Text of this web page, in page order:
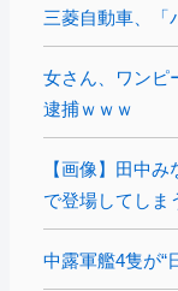
三菱自動車、「
女さん、ワンピ
逮捕ｗｗｗ
【画像】田中
で登場してしま
中露軍艦4隻が“